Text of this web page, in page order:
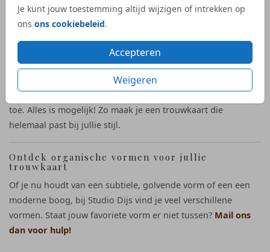
Je kunt jouw toestemming altijd wijzigen of intrekken op
ons ons cookiebeleid.
Accepteren
Weigeren
Blanco trouwkaarten die je zelf kunt opmaken
vrijheid om zelf een uniek ontwerp te creëren. In de online
ontwerptool voeg je eenvoudig je eigen teksten,
kleuren, foto's en afbeeldingen toe. Werk met kleine details,
verschillende lettertypes of voeg een subtiele achtergrond
toe. Alles is mogelijk! Zo maak je een trouwkaart die
helemaal past bij jullie stijl.
Ontdek organische vormen voor jullie
trouwkaart
Of je nu houdt van een subtiele, golvende vorm of een een
moderne boog, bij Studio Dijs vind je veel verschillene
vormen. Staat jouw favoriete vorm er niet tussen? Mail ons
dan voor hulp!